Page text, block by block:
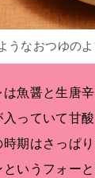
うなおつゆのよ
は魚醤と生唐
入っていて甘
時期はさっぱ
というフォー